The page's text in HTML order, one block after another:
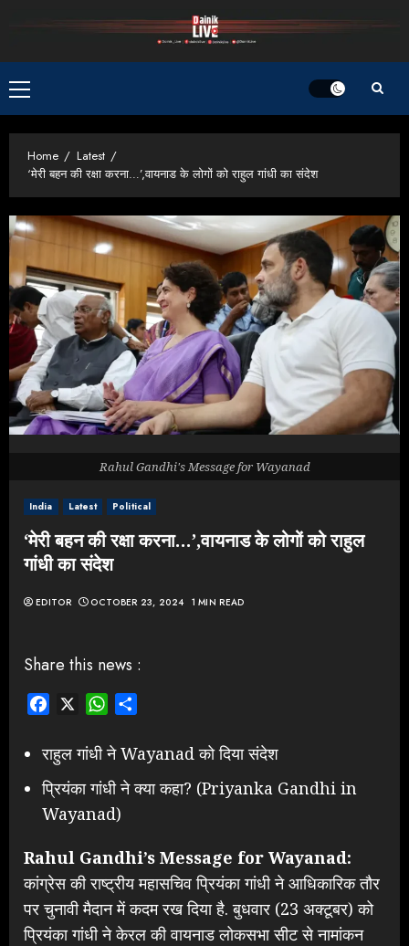
Primary
Menu
Home
Latest
‘मेरी बहन की रक्षा करना…’,वायनाड के लोगों को राहुल गांधी का संदेश
India Latest Political
‘मेरी बहन की रक्षा करना…’,वायनाड के लोगों को राहुल
गांधी का संदेश
EDITOR OCTOBER 23, 2024 1 MIN READ
Rahul Gandhi's Message for Wayanad
Share this news :
Facebook WhatsApp
राहुल गांधी ने Wayanad को दिया संदेश
प्रियंका गांधी ने क्या कहा? (Priyanka Gandhi in
Wayanad)
Rahul Gandhi’s Message for Wayanad:
कांग्रेस की राष्ट्रीय महासचिव प्रियंका गांधी ने आधिकारिक तौर
पर चुनावी मैदान में कदम रख दिया है. बुधवार (23 अक्टूबर) को
प्रियंका गांधी ने केरल की वायनाड लोकसभा सीट से नामांकन